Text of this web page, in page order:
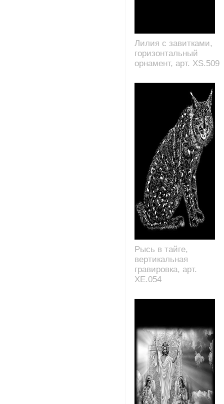
Лилия с завитками,
горизонтальный
орнамент, арт. XS.509
Рысь в тайге,
вертикальная
гравировка, арт.
XE.054